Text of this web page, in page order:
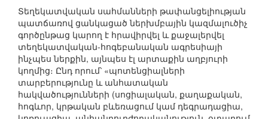
Տեղեկատվական սահմանների թափանցելիության
պատճառով ցանկացած ներխմբային կազմալուծիչ
գործընթաց կարող է հրավիրվել և քաջալերվել
տեղեկատվական-հոգեբանական ագրեսիայի
ինչպես ներքին, այնպես էլ արտաքին աղբյուրի
կողմից։ Ընդ որում՝ «պոտենցիալների
տարբերությունը և անհատական
հակվածությունների (սոցիալական, քաղաքական,
հոգևոր, կրթական բևեռացում կամ դեգրադացիա,